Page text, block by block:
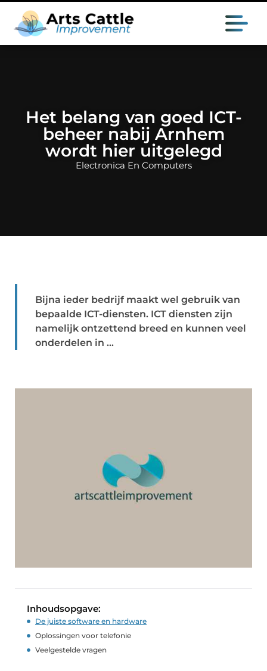
Het belang van goed ICT-
beheer nabij Arnhem
wordt hier uitgelegd
Electronica En Computers
Bijna ieder bedrijf maakt wel gebruik van
bepaalde ICT-diensten. ICT diensten zijn
namelijk ontzettend breed en kunnen veel
onderdelen in ...
Inhoudsopgave:
De juiste software en hardware
Oplossingen voor telefonie
Veelgestelde vragen